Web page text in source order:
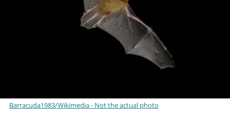
Barracuda1983/Wikimedia - Not the actual photo